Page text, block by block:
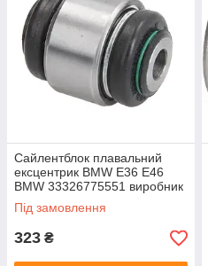
Сайлентблок плавальний
ексцентрик BMW E36 E46
BMW 33326775551 виробник
GSP
Під замовлення
323 ₴